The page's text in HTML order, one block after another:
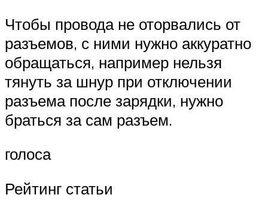
Чтобы провода не оторвались от
разъемов, с ними нужно аккуратно
обращаться, например нельзя
тянуть за шнур при отключении
разъема после зарядки, нужно
браться за сам разъем.
голоса
Рейтинг статьи